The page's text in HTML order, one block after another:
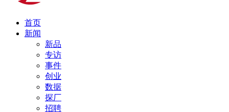
首页
新闻
新品
专访
事件
创业
数据
探厂
招聘